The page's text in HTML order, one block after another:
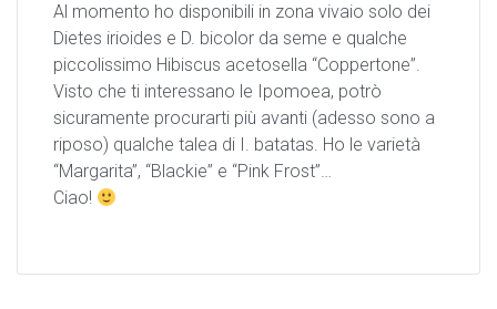
Al momento ho disponibili in zona vivaio solo dei
Dietes irioides e D. bicolor da seme e qualche
piccolissimo Hibiscus acetosella “Coppertone”.
Visto che ti interessano le Ipomoea, potrò
sicuramente procurarti più avanti (adesso sono a
riposo) qualche talea di I. batatas. Ho le varietà
“Margarita”, “Blackie” e “Pink Frost”…
Ciao!